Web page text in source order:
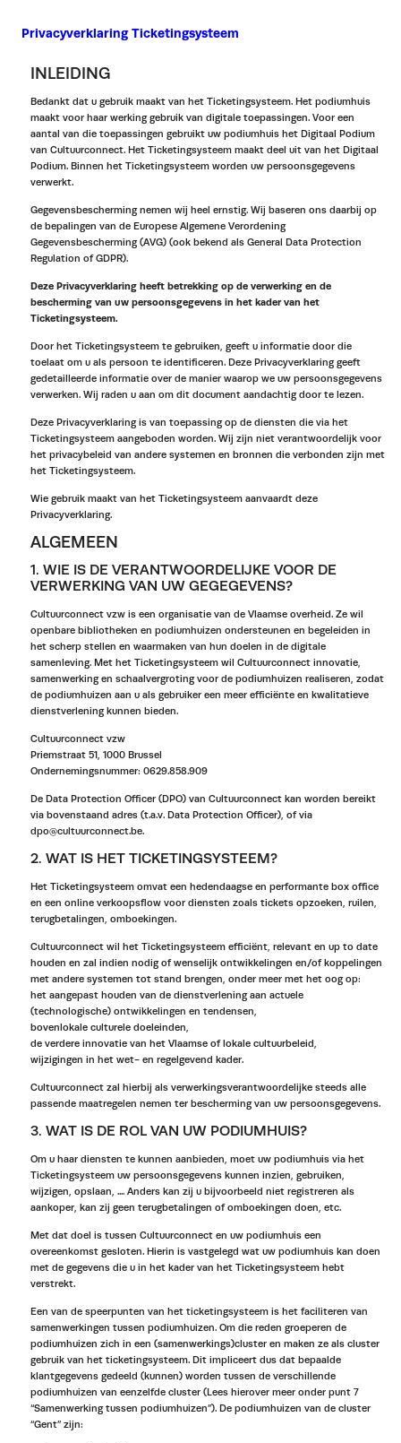
Privacyverklaring Ticketingsysteem
INLEIDING
Bedankt dat u gebruik maakt van het Ticketingsysteem. Het podiumhuis
maakt voor haar werking gebruik van digitale toepassingen. Voor een
aantal van die toepassingen gebruikt uw podiumhuis het Digitaal Podium
van Cultuurconnect. Het Ticketingsysteem maakt deel uit van het Digitaal
Podium. Binnen het Ticketingsysteem worden uw persoonsgegevens
verwerkt.
Gegevensbescherming nemen wij heel ernstig. Wij baseren ons daarbij op
de bepalingen van de Europese Algemene Verordening
Gegevensbescherming (AVG) (ook bekend als General Data Protection
Regulation of GDPR).
Deze Privacyverklaring heeft betrekking op de verwerking en de
bescherming van uw persoonsgegevens in het kader van het
Ticketingsysteem.
Door het Ticketingsysteem te gebruiken, geeft u informatie door die
toelaat om u als persoon te identificeren. Deze Privacyverklaring geeft
gedetailleerde informatie over de manier waarop we uw persoonsgegevens
verwerken. Wij raden u aan om dit document aandachtig door te lezen.
Deze Privacyverklaring is van toepassing op de diensten die via het
Ticketingsysteem aangeboden worden. Wij zijn niet verantwoordelijk voor
het privacybeleid van andere systemen en bronnen die verbonden zijn met
het Ticketingsysteem.
Wie gebruik maakt van het Ticketingsysteem aanvaardt deze
Privacyverklaring.
ALGEMEEN
1. WIE IS DE VERANTWOORDELIJKE VOOR DE
VERWERKING VAN UW GEGEGEVENS?
Cultuurconnect vzw is een organisatie van de Vlaamse overheid. Ze wil
openbare bibliotheken en podiumhuizen ondersteunen en begeleiden in
het scherp stellen en waarmaken van hun doelen in de digitale
samenleving. Met het Ticketingsysteem wil Cultuurconnect innovatie,
samenwerking en schaalvergroting voor de podiumhuizen realiseren, zodat
de podiumhuizen aan u als gebruiker een meer efficiënte en kwalitatieve
dienstverlening kunnen bieden.
Cultuurconnect vzw
Priemstraat 51, 1000 Brussel
Ondernemingsnummer: 0629.858.909
De Data Protection Officer (DPO) van Cultuurconnect kan worden bereikt
via bovenstaand adres (t.a.v. Data Protection Officer), of via
dpo@cultuurconnect.be.
2. WAT IS HET TICKETINGSYSTEEM?
Het Ticketingsysteem omvat een hedendaagse en performante box office
en een online verkoopsflow voor diensten zoals tickets opzoeken, ruilen,
terugbetalingen, omboekingen.
Cultuurconnect wil het Ticketingsysteem efficiënt, relevant en up to date
houden en zal indien nodig of wenselijk ontwikkelingen en/of koppelingen
met andere systemen tot stand brengen, onder meer met het oog op:
het aangepast houden van de dienstverlening aan actuele
(technologische) ontwikkelingen en tendensen,
bovenlokale culturele doeleinden,
de verdere innovatie van het Vlaamse of lokale cultuurbeleid,
wijzigingen in het wet- en regelgevend kader.
Cultuurconnect zal hierbij als verwerkingsverantwoordelijke steeds alle
passende maatregelen nemen ter bescherming van uw persoonsgegevens.
3. WAT IS DE ROL VAN UW PODIUMHUIS?
Om u haar diensten te kunnen aanbieden, moet uw podiumhuis via het
Ticketingsysteem uw persoonsgegevens kunnen inzien, gebruiken,
wijzigen, opslaan, .... Anders kan zij u bijvoorbeeld niet registreren als
aankoper, kan zij geen terugbetalingen of omboekingen doen, etc.
Met dat doel is tussen Cultuurconnect en uw podiumhuis een
overeenkomst gesloten. Hierin is vastgelegd wat uw podiumhuis kan doen
met de gegevens die u in het kader van het Ticketingsysteem hebt
verstrekt.
Een van de speerpunten van het ticketingsysteem is het faciliteren van
samenwerkingen tussen podiumhuizen. Om die reden groeperen de
podiumhuizen zich in een (samenwerkings)cluster en maken ze als cluster
gebruik van het ticketingsysteem. Dit impliceert dus dat bepaalde
klantgegevens gedeeld (kunnen) worden tussen de verschillende
podiumhuizen van eenzelfde cluster (Lees hierover meer onder punt 7
“Samenwerking tussen podiumhuizen”). De podiumhuizen van de cluster
“Gent” zijn: